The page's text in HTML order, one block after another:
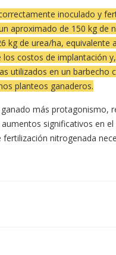
inoculado y
aproximado de 150 kg de
kg de urea/ha, equivalente
costos de implantación
utilizados en un barbecho
planteos ganaderos.
más protagonismo,
significativos en
nitrogenada